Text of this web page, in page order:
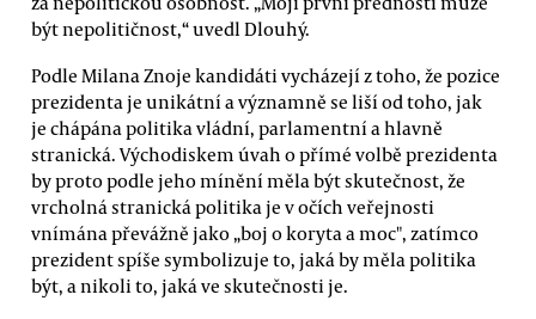
být nepolitičnost,“ uvedl Dlouhý.
Podle Milana Znoje kandidáti vycházejí z toho, že pozice
prezidenta je unikátní a významně se liší od toho, jak
je chápána politika vládní, parlamentní a hlavně
stranická. Východiskem úvah o přímé volbě prezidenta
by proto podle jeho mínění měla být skutečnost, že
vrcholná stranická politika je v očích veřejnosti
vnímána převážně jako „boj o koryta a moc", zatímco
prezident spíše symbolizuje to, jaká by měla politika
být, a nikoli to, jaká ve skutečnosti je.